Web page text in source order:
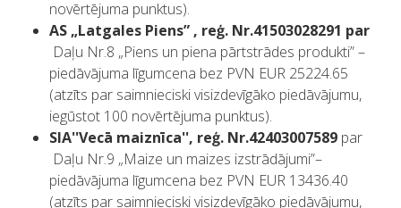
novērtējuma punktus).
AS „Latgales Piens” , reģ. Nr.41503028291 par
Daļu Nr.8 „Piens un piena pārtstrādes produkti” –
piedāvājuma līgumcena bez PVN EUR 25224.65
(atzīts par saimnieciski visizdevīgāko piedāvājumu,
iegūstot 100 novērtējuma punktus).
SIA''Vecā maiznīca'', reģ. Nr.42403007589 par
Daļu Nr.9 „Maize un maizes izstrādājumi”–
piedāvājuma līgumcena bez PVN EUR 13436.40
(atzīts par saimnieciski visizdevīgāko piedāvājumu,